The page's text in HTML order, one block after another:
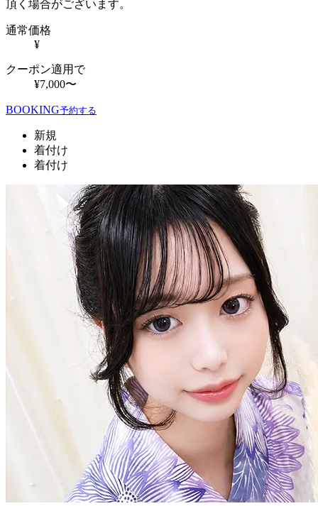
頂く場合がございます。
通常価格
¥
クーポン適用で
¥7,000〜
BOOKING予約する
新規
着付け
着付け